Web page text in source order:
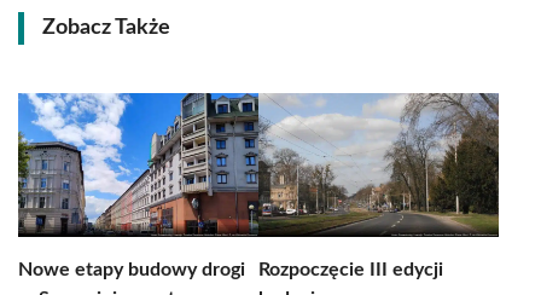
Zobacz Także
Nowe etapy budowy drogi
Rozpoczęcie III edycji